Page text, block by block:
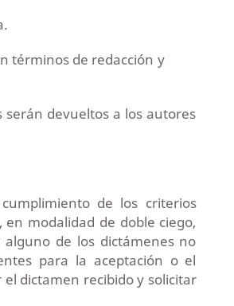
términos de redacción y
devueltos a los autores
de los criterios
modalidad de doble ciego,
de los dictámenes no
para la aceptación o el
dictamen recibido y solicitar